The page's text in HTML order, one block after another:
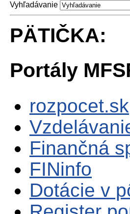
Vyhľadávanie
PÄTIČKA:
Portály
rozpocet.sk
Finančná
FINinfo
Dotácie v